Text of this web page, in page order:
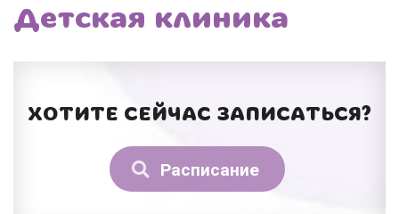
Детская клиника
ХОТИТЕ СЕЙЧАС ЗАПИСАТЬСЯ?
Расписание